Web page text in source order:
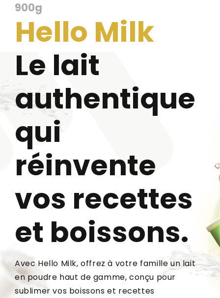
900g
Hello Milk
Le lait
authentique
qui
réinvente
vos recettes
et boissons.
Avec Hello Milk, offrez à votre famille un lait
en poudre haut de gamme, conçu pour
sublimer vos boissons et recettes